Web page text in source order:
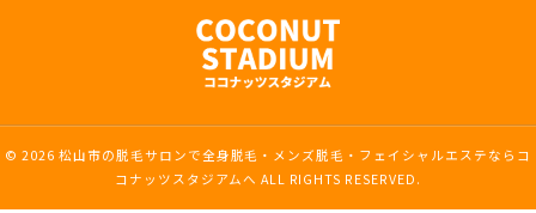
© 2026 松山市の脱毛サロンで全身脱毛・メンズ脱毛・フェイシャルエステならコ
コナッツスタジアムへ ALL RIGHTS RESERVED.